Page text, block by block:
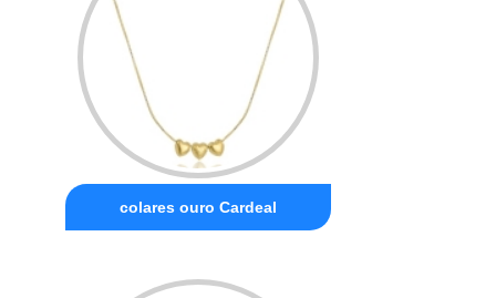
colares ouro Cardeal